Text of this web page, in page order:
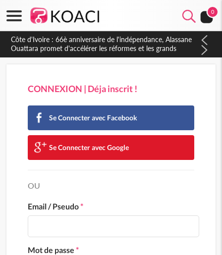
0
Côte d'Ivoire : 66è anniversaire de l'indépendance, Alassane
Ouattara promet d'accélérer les réformes et les grands
investissements pour une nation plus forte et plus prospère
CONNEXION | Déja inscrit !
Se Connecter avec Facebook
Se Connecter avec Google
OU
Email / Pseudo*
Mot de passe *